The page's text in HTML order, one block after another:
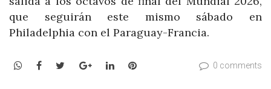
que seguirán este mismo sábado en
Philadelphia con el Paraguay-Francia.
WhatsApp
Facebook
TwitterGoogle+LinkedInPinterest 0 comments